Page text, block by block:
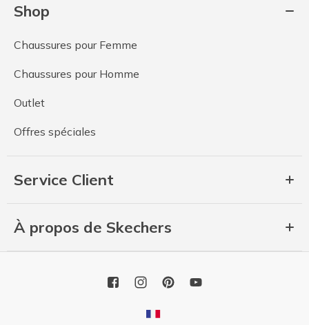
Shop
Chaussures pour Femme
Chaussures pour Homme
Outlet
Offres spéciales
Service Client
À propos de Skechers